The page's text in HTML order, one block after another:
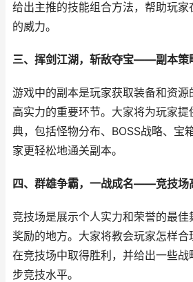
给出主推的技能组合方法，帮助玩家
的威力。
三、挥剑江湖，斩敌夺宝——副本策
游戏中的副本是玩家获取装备和资源
高实力的重要环节。大家将为玩家
典，包括怪物分布、BOSS战略、宝
家更轻松地通关副本。
四、群雄争霸，一战成名——竞技场
竞技场是展示个人实力和荣誉的最
奖励的地方。大家将教会玩家怎样合
在竞技场中取得胜利，并给出一些
步竞技水平。